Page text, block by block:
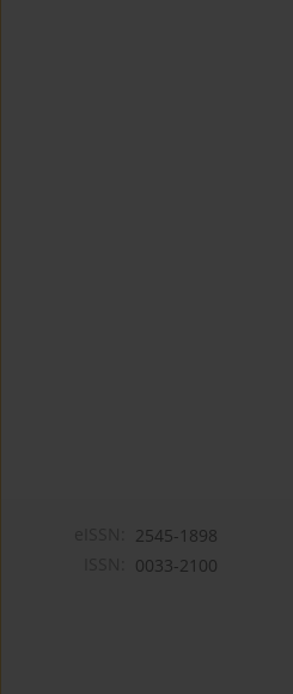
2545-1898
0033-2100